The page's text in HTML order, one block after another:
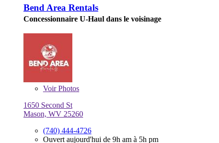
Bend Area Rentals
Concessionnaire U-Haul dans le voisinage
VoirPhotos
1650 Second St
Mason, WV 25260
(740) 444-4726
Ouvert aujourd'hui de 9h am à 5h pm